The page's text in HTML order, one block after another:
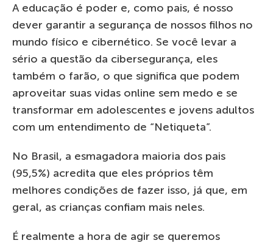
A educação é poder e, como pais, é nosso
dever garantir a segurança de nossos filhos no
mundo físico e cibernético. Se você levar a
sério a questão da cibersegurança, eles
também o farão, o que significa que podem
aproveitar suas vidas online sem medo e se
transformar em adolescentes e jovens adultos
com um entendimento de “Netiqueta”.
No Brasil, a esmagadora maioria dos pais
(95,5%) acredita que eles próprios têm
melhores condições de fazer isso, já que, em
geral, as crianças confiam mais neles.
É realmente a hora de agir se queremos